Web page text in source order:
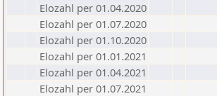
Elozahl per 01.04.2020
Elozahl per 01.07.2020
Elozahl per 01.10.2020
Elozahl per 01.01.2021
Elozahl per 01.04.2021
Elozahl per 01.07.2021